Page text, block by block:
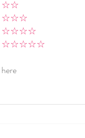
☆☆
☆☆☆
☆☆☆☆
☆☆☆☆☆
here